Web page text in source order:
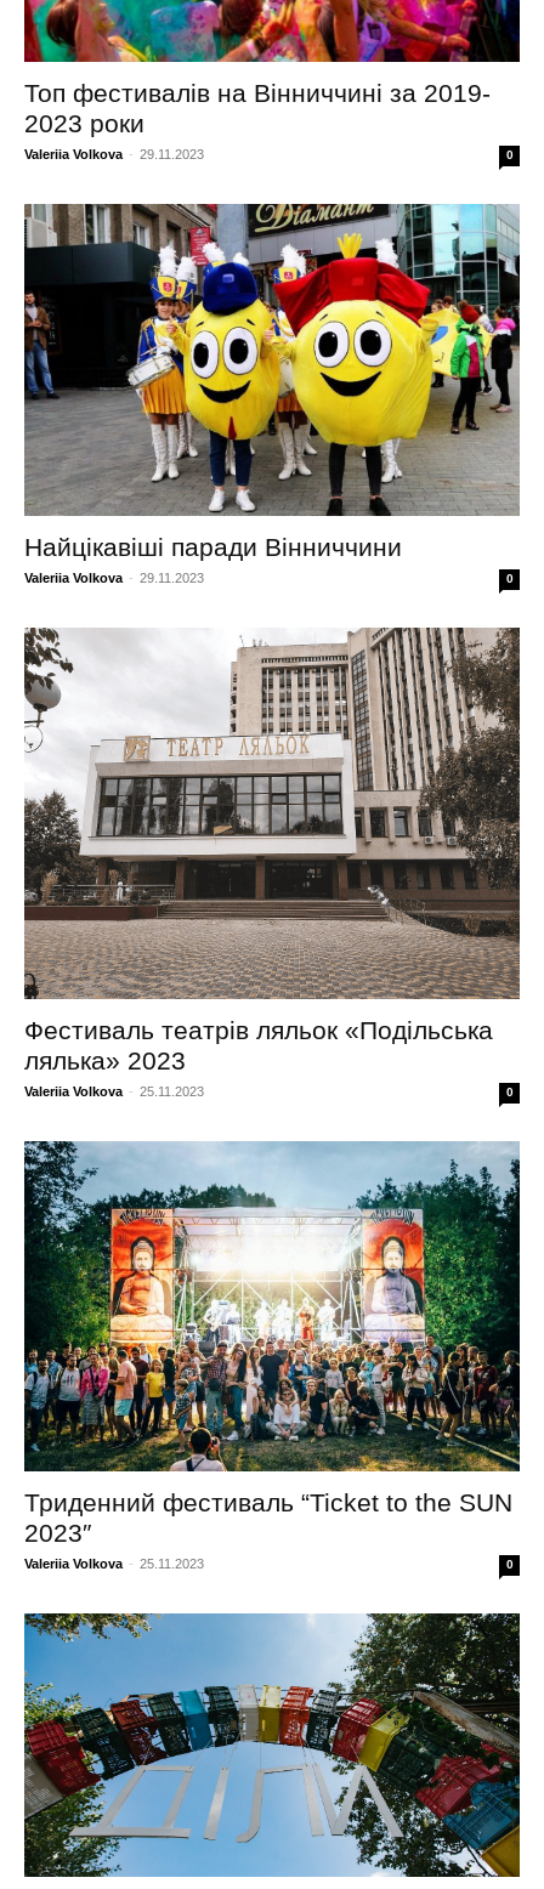
Топ фестивалів на Вінниччині за 2019-
2023 роки
Valeriia Volkova - 29.11.2023 0
Найцікавіші паради Вінниччини
Valeriia Volkova - 29.11.2023 0
Фестиваль театрів ляльок «Подільська
лялька» 2023
Valeriia Volkova - 25.11.2023 0
Триденний фестиваль “Ticket to the SUN
2023″
Valeriia Volkova - 25.11.2023 0